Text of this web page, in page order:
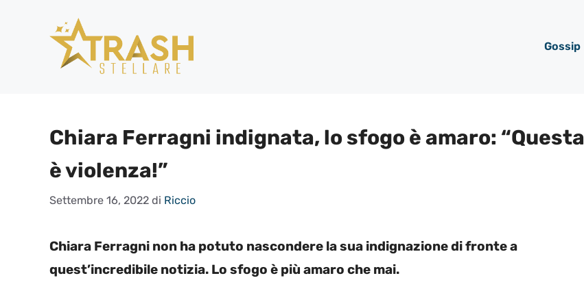
Gossip
Chiara Ferragni indignata, lo sfogo è amaro: “Questa
è violenza!”
Settembre 16, 2022 di Riccio
Chiara Ferragni non ha potuto nascondere la sua indignazione di fronte a
quest’incredibile notizia. Lo sfogo è più amaro che mai.